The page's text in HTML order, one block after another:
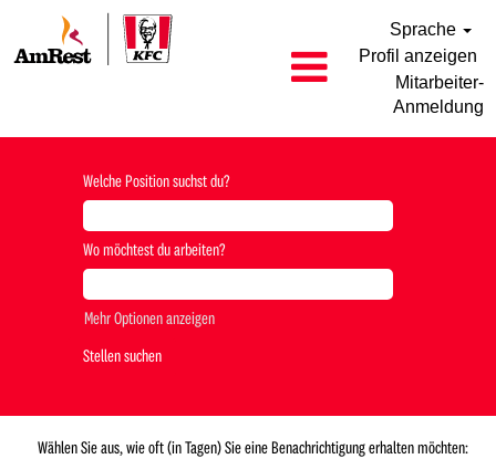
Sprache
Profil anzeigen
Mitarbeiter-
Anmeldung
Welche Position suchst du?
Wo möchtest du arbeiten?
Mehr Optionen anzeigen
Wählen Sie aus, wie oft (in Tagen) Sie eine Benachrichtigung erhalten möchten: